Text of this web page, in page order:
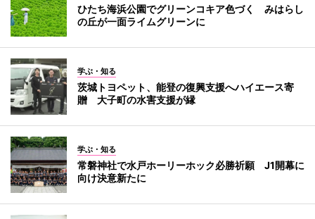
ひたち海浜公園でグリーンコキア色づく みはらし
の丘が一面ライムグリーンに
学ぶ・知る
茨城トヨペット、能登の復興支援へハイエース寄
贈 大子町の水害支援が縁
学ぶ・知る
常磐神社で水戸ホーリーホック必勝祈願 J1開幕に
向け決意新たに